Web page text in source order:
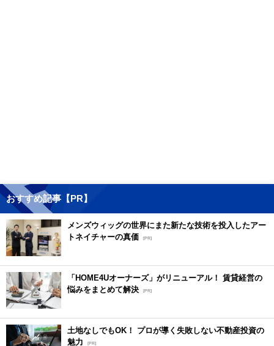
おすすめ記事【PR】
メンズウィッグの世界にまた新たな技術を投入したアー
トネイチャーの真価 [PR]
「HOME4Uオーナーズ」がリニューアル！ 賃貸経営の
悩みをまとめて解決 [PR]
土地なしでもOK！ プロが導く失敗しない不動産投資の
魅力
[PR]